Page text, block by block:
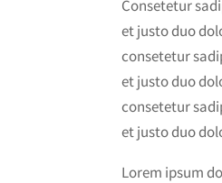
Consetetur
et justo duo
consetetur
et justo duo
consetetur
et justo duo
Lorem ipsum